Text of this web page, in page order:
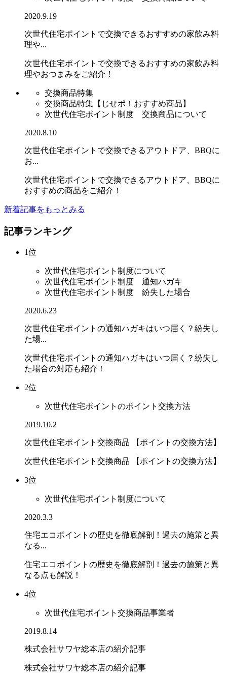
2020.9.19
次世代住宅ポイントで交換できるおすすめの家飲み料
理や...
次世代住宅ポイントで交換できるおすすめの家飲み料
理やおつまみをご紹介！
交換商品特集
交換商品特集【じせポ！おすすめ商品】
次世代住宅ポイント制度 交換商品について
2020.8.10
次世代住宅ポイントで交換できるアウトドア、BBQに
お...
次世代住宅ポイントで交換できるアウトドア、BBQに
おすすめの商品をご紹介！
新着記事をもっとみる
記事ランキング
1位
次世代住宅ポイント制度について
次世代住宅ポイント制度 通知ハガキ
次世代住宅ポイント制度 紛失した場合
2020.6.23
次世代住宅ポイントの通知ハガキはいつ届く？紛失し
た場...
次世代住宅ポイントの通知ハガキはいつ届く？紛失し
た場合の対応も紹介！
2位
次世代住宅ポイントのポイント交換方法
2019.10.2
次世代住宅ポイント交換商品 【ポイントの交換方法】
次世代住宅ポイント交換商品 【ポイントの交換方法】
3位
次世代住宅ポイント制度について
2020.3.3
住宅エコポイントの歴史を徹底解剖！過去の施策と異
なる...
住宅エコポイントの歴史を徹底解剖！過去の施策と異
なる点も解説！
4位
次世代住宅ポイント交換商品事業者
2019.8.14
株式会社サワヤ総本店の紹介記事
株式会社サワヤ総本店の紹介記事